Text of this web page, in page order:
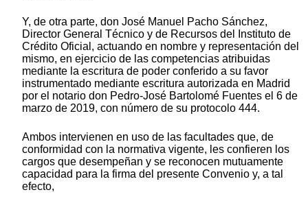
Y, de otra parte, don José Manuel Pacho Sánchez,
Director General Técnico y de Recursos del Instituto de
Crédito Oficial, actuando en nombre y representación del
mismo, en ejercicio de las competencias atribuidas
mediante la escritura de poder conferido a su favor
instrumentado mediante escritura autorizada en Madrid
por el notario don Pedro-José Bartolomé Fuentes el 6 de
marzo de 2019, con número de su protocolo 444.
Ambos intervienen en uso de las facultades que, de
conformidad con la normativa vigente, les confieren los
cargos que desempeñan y se reconocen mutuamente
capacidad para la firma del presente Convenio y, a tal
efecto,